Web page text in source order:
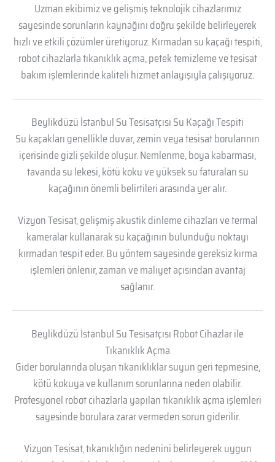
Uzman ekibimiz ve gelişmiş teknolojik cihazlarımız
sayesinde sorunların kaynağını doğru şekilde belirleyerek
hızlı ve etkili çözümler üretiyoruz. Kırmadan su kaçağı tespiti,
robot cihazlarla tıkanıklık açma, petek temizleme ve tesisat
bakım işlemlerinde kaliteli hizmet anlayışıyla çalışıyoruz.
Beylikdüzü İstanbul Su Tesisatçısı Su Kaçağı Tespiti
Su kaçakları genellikle duvar, zemin veya tesisat borularının
içerisinde gizli şekilde oluşur. Nemlenme, boya kabarması,
tavanda su lekesi, kötü koku ve yüksek su faturaları su
kaçağının önemli belirtileri arasında yer alır.
Vizyon Tesisat, gelişmiş akustik dinleme cihazları ve termal
kameralar kullanarak su kaçağının bulunduğu noktayı
kırmadan tespit eder. Bu yöntem sayesinde gereksiz kırma
işlemleri önlenir, zaman ve maliyet açısından avantaj
sağlanır.
Beylikdüzü İstanbul Su Tesisatçısı Robot Cihazlar ile
Tıkanıklık Açma
Gider borularında oluşan tıkanıklıklar suyun geri tepmesine,
kötü kokuya ve kullanım sorunlarına neden olabilir.
Profesyonel robot cihazlarla yapılan tıkanıklık açma işlemleri
sayesinde borulara zarar vermeden sorun giderilir.
Vizyon Tesisat, tıkanıklığın nedenini belirleyerek uygun